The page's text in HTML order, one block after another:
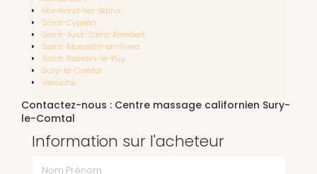
Montrond-les-Bains
Saint-Cyprien
Saint-Just-Saint-Rambert
Saint-Marcellin-en-Forez
Saint-Romain-le-Puy
Sury-le-Comtal
Veauche
Contactez-nous : Centre massage californien Sury-
le-Comtal
Information sur l'acheteur